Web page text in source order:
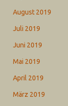
August 2019
Juli 2019
Juni 2019
Mai 2019
April 2019
März 2019